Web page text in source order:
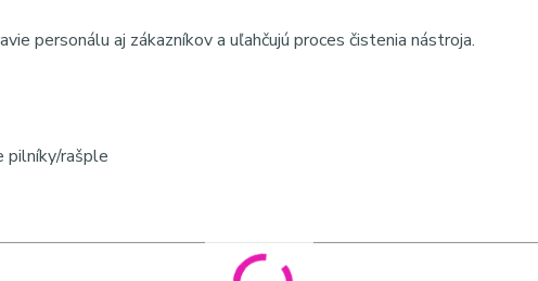
personálu aj zákazníkov a uľahčujú proces čistenia nástroja.
pilníky/rašple
#podologia #starostlivostonoohy #nahradnenapln